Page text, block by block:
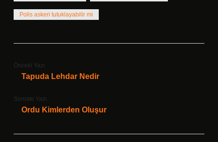
Polis askeri tutuklayabilir mi
Önceki Yazı
Tapuda Lehdar Nedir
Sonraki Yazı
Ordu Kimlerden Oluşur